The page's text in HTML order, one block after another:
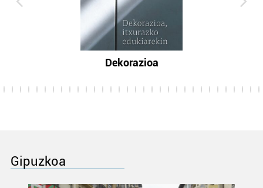
Dekorazioa
Gipuzkoa